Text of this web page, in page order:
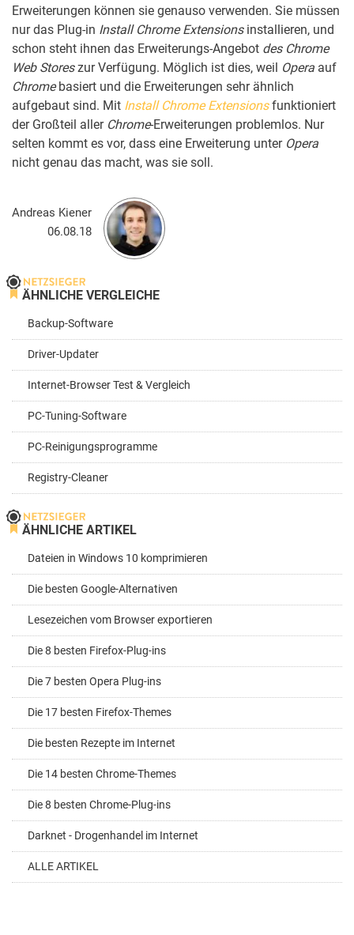
Erweiterungen können sie genauso verwenden. Sie müssen
nur das Plug-in Install Chrome Extensionsinstallieren, und
schon steht ihnen das Erweiterungs-Angebot des Chrome
Web Storeszur Verfügung. Möglich ist dies, weil Opera auf
Chromebasiert und die Erweiterungen sehr ähnlich
aufgebaut sind. Mit Install Chrome Extensionsfunktioniert
der Großteil aller Chrome-Erweiterungen problemlos. Nur
selten kommt es vor, dass eine Erweiterung unter Opera
nicht genau das macht, was sie soll.
Andreas Kiener
06.08.18
ÄHNLICHE VERGLEICHE
Backup-Software
Driver-Updater
Internet-Browser Test & Vergleich
PC-Tuning-Software
PC-Reinigungsprogramme
Registry-Cleaner
ÄHNLICHE ARTIKEL
Dateien in Windows 10 komprimieren
Die besten Google-Alternativen
Lesezeichen vom Browser exportieren
Die 8 besten Firefox-Plug-ins
Die 7 besten Opera Plug-ins
Die 17 besten Firefox-Themes
Die besten Rezepte im Internet
Die 14 besten Chrome-Themes
Die 8 besten Chrome-Plug-ins
Darknet - Drogenhandel im Internet
ALLE ARTIKEL